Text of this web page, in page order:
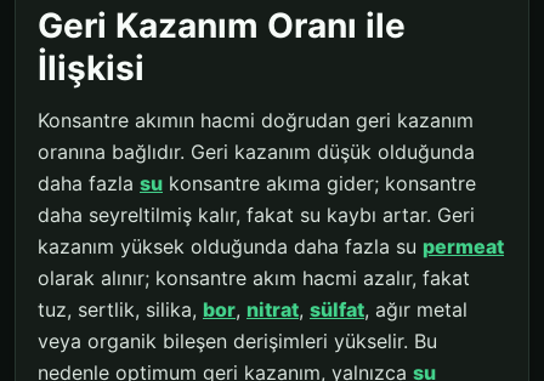
Geri Kazanım Oranı ile
İlişkisi
Konsantre akımın hacmi doğrudan geri kazanım
oranına bağlıdır. Geri kazanım düşük olduğunda
daha fazla su konsantre akıma gider; konsantre
daha seyreltilmiş kalır, fakat su kaybı artar. Geri
kazanım yüksek olduğunda daha fazla su permeat
olarak alınır; konsantre akım hacmi azalır, fakat
tuz, sertlik, silika, bor, nitrat, sülfat, ağır metal
veya organik bileşen derişimleri yükselir. Bu
nedenle optimum geri kazanım, yalnızca su